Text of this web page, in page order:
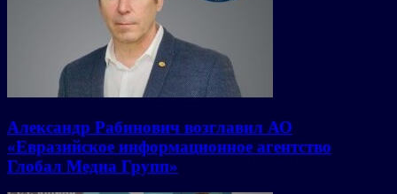
Александр Рабинович возглавил АО
«Евразийское информационное агентство
Глобал Медиа Групп»